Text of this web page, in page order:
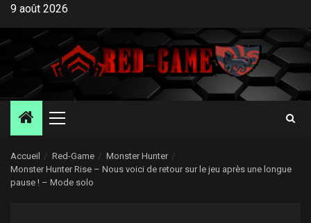
Aller
contenu
9 août 2026
Menu
Accueil Red-Game
Monster Hunter
Monster Hunter Rise – Nous voici de retour sur le jeu après une longue
pause ! – Mode solo